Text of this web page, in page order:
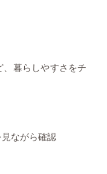
暮らしやすさをチ
ながら確認